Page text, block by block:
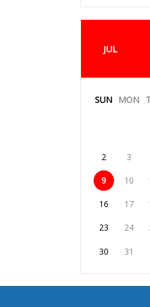
JUL
SUN MON
2 3
9 10
16 17
23 24
30 31